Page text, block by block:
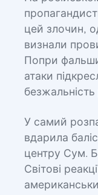
цей злочин,
визнали
Попри
атаки
безжальність
У самий
вдарила
центру Сум.
Світові